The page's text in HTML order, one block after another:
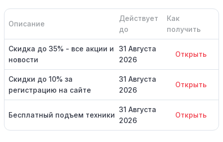
Описание
Действует
до
Как
получить
Скидка до 35% - все акции и
новости
31 Августа
2026
Открыть
Скидки до 10% за
регистрацию на сайте
31 Августа
2026
Открыть
Бесплатный подъем техники
31 Августа
2026
Открыть